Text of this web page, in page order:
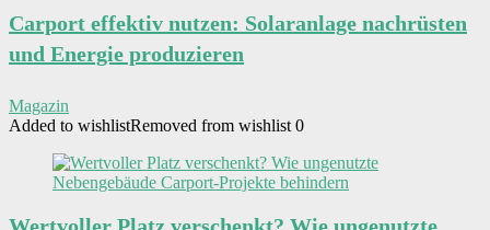
Carport effektiv nutzen: Solaranlage nachrüsten
und Energie produzieren
Magazin
Added to wishlistRemoved from wishlist 0